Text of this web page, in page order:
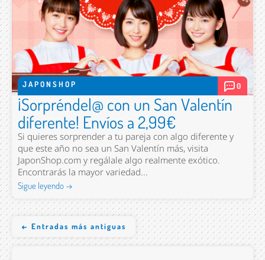
JAPONSHOP 0
¡Sorpréndel@ con un San Valentín
diferente! Envíos a 2,99€
Si quieres sorprender a tu pareja con algo diferente y
que este año no sea un San Valentín más, visita
JaponShop.com y regálale algo realmente exótico.
Encontrarás la mayor variedad...
Sigue leyendo →
← Entradas más antiguas